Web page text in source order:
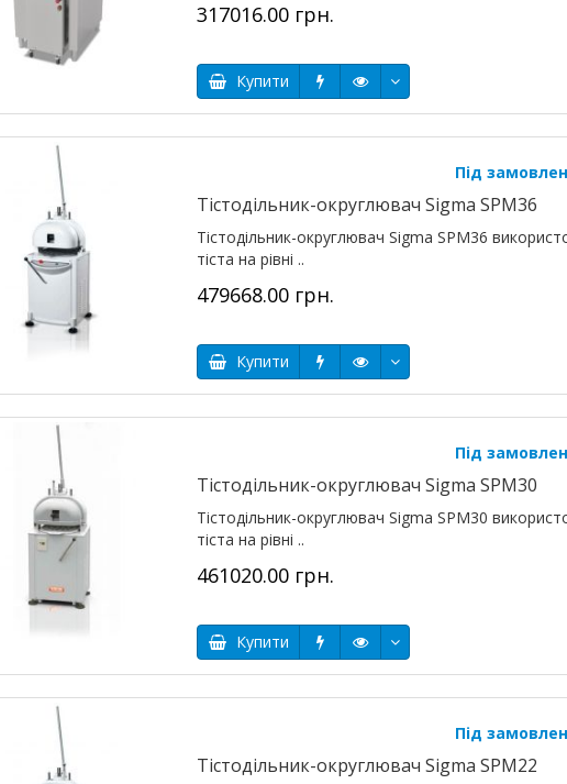
317016.00 грн.
Купити
Під
Тістодільник-округлювач Sigma SPM36
Тістодільник-округлювач Sigma SPM36
тіста на рівні ..
479668.00 грн.
Купити
Під
Тістодільник-округлювач Sigma SPM30
Тістодільник-округлювач Sigma SPM30
тіста на рівні ..
461020.00 грн.
Купити
Під
Тістодільник-округлювач Sigma SPM22